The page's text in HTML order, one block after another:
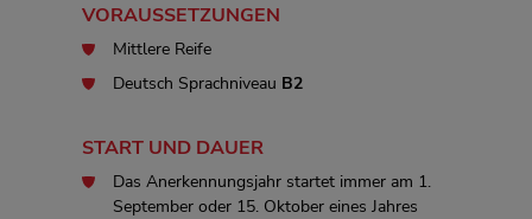
VORAUSSETZUNGEN
Mittlere Reife
Deutsch Sprachniveau B2
START UND DAUER
Das Anerkennungsjahr startet immer am 1.
September oder 15. Oktober eines Jahres